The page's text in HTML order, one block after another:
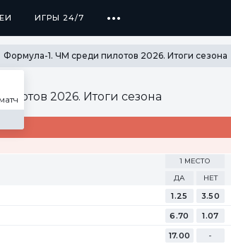
ИГРЫ 24/7 ...
ИГРЫ 24/7 ПРОГРАММА ЛОЯЛЬНОСТИ
Формула-1. ЧМ среди пилотов 2026. Итоги сезона
2026. Итоги сезона
1 МЕСТО
ДА
НЕТ
1.25
3.50
6.70
1.07
17.00
-